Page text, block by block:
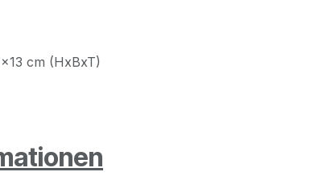
cm (HxBxT)